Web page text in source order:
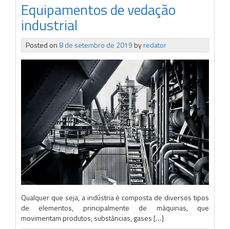
Equipamentos de vedação
industrial
Posted on 8 de setembro de 2019byredator
Qualquer que seja, a indústria é composta de diversos tipos
de elementos, principalmente de máquinas, que
movimentam produtos, substâncias, gases […]